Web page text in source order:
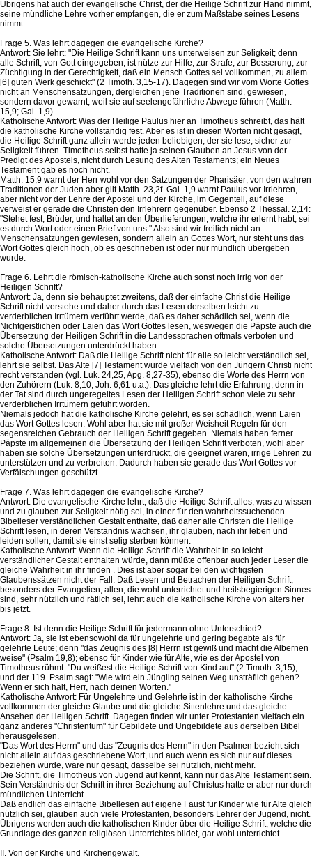
Übrigens hat auch der evangelische Christ, der die Heilige Schrift zur Hand nimmt,
seine mündliche Lehre vorher empfangen, die er zum Maßstabe seines Lesens
nimmt.
Frage 5. Was lehrt dagegen die evangelische Kirche?
Antwort: Sie lehrt: "Die Heilige Schrift kann uns unterweisen zur Seligkeit; denn
alle Schrift, von Gott eingegeben, ist nütze zur Hilfe, zur Strafe, zur Besserung, zur
Züchtigung in der Gerechtigkeit, daß ein Mensch Gottes sei vollkommen, zu allem
[6] guten Werk geschickt" (2 Timoth. 3,15-17). Dagegen sind wir vom Worte Gottes
nicht an Menschensatzungen, dergleichen jene Traditionen sind, gewiesen,
sondern davor gewarnt, weil sie auf seelengefährliche Abwege führen (Matth.
15,9; Gal. 1,9).
Katholische Antwort: Was der Heilige Paulus hier an Timotheus schreibt, das hält
die katholische Kirche vollständig fest. Aber es ist in diesen Worten nicht gesagt,
die Heilige Schrift ganz allein werde jeden beliebigen, der sie lese, sicher zur
Seligkeit führen. Timotheus selbst hatte ja seinen Glauben an Jesus von der
Predigt des Apostels, nicht durch Lesung des Alten Testaments; ein Neues
Testament gab es noch nicht.
Matth. 15,9 warnt der Herr wohl vor den Satzungen der Pharisäer; von den wahren
Traditionen der Juden aber gilt Matth. 23,2f. Gal. 1,9 warnt Paulus vor Irrlehren,
aber nicht vor der Lehre der Apostel und der Kirche, im Gegenteil, auf diese
verweist er gerade die Christen den Irrlehrern gegenüber. Ebenso 2 Thessal. 2,14:
"Stehet fest, Brüder, und haltet an den Überlieferungen, welche ihr erlernt habt, sei
es durch Wort oder einen Brief von uns." Also sind wir freilich nicht an
Menschensatzungen gewiesen, sondern allein an Gottes Wort, nur steht uns das
Wort Gottes gleich hoch, ob es geschrieben ist oder nur mündlich übergeben
wurde.
Frage 6. Lehrt die römisch-katholische Kirche auch sonst noch irrig von der
Heiligen Schrift?
Antwort: Ja, denn sie behauptet zweitens, daß der einfache Christ die Heilige
Schrift nicht verstehe und daher durch das Lesen derselben leicht zu
verderblichen Irrtümern verführt werde, daß es daher schädlich sei, wenn die
Nichtgeistlichen oder Laien das Wort Gottes lesen, weswegen die Päpste auch die
Übersetzung der Heiligen Schrift in die Landessprachen oftmals verboten und
solche Übersetzungen unterdrückt haben.
Katholische Antwort: Daß die Heilige Schrift nicht für alle so leicht verständlich sei,
lehrt sie selbst. Das Alte [7] Testament wurde vielfach von den Jüngern Christi nicht
recht verstanden (vgl. Luk. 24,25, Apg. 8,27-35), ebenso die Worte des Herrn von
den Zuhörern (Luk. 8,10; Joh. 6,61 u.a.). Das gleiche lehrt die Erfahrung, denn in
der Tat sind durch ungeregeltes Lesen der Heiligen Schrift schon viele zu sehr
verderblichen Irrtümern geführt worden.
Niemals jedoch hat die katholische Kirche gelehrt, es sei schädlich, wenn Laien
das Wort Gottes lesen. Wohl aber hat sie mit großer Weisheit Regeln für den
segensreichen Gebrauch der Heiligen Schrift gegeben. Niemals haben ferner
Päpste im allgemeinen die Übersetzung der Heiligen Schrift verboten, wohl aber
haben sie solche Übersetzungen unterdrückt, die geeignet waren, irrige Lehren zu
unterstützen und zu verbreiten. Dadurch haben sie gerade das Wort Gottes vor
Verfälschungen geschützt.
Frage 7. Was lehrt dagegen die evangelische Kirche?
Antwort: Die evangelische Kirche lehrt, daß die Heilige Schrift alles, was zu wissen
und zu glauben zur Seligkeit nötig sei, in einer für den wahrheitssuchenden
Bibelleser verständlichen Gestalt enthalte, daß daher alle Christen die Heilige
Schrift lesen, in deren Verständnis wachsen, ihr glauben, nach ihr leben und
leiden sollen, damit sie einst selig sterben können.
Katholische Antwort: Wenn die Heilige Schrift die Wahrheit in so leicht
verständlicher Gestalt enthalten würde, dann müßte offenbar auch jeder Leser die
gleiche Wahrheit in ihr finden . Dies ist aber sogar bei den wichtigsten
Glaubenssätzen nicht der Fall. Daß Lesen und Betrachen der Heiligen Schrift,
besonders der Evangelien, allen, die wohl unterrichtet und heilsbegierigen Sinnes
sind, sehr nützlich und rätlich sei, lehrt auch die katholische Kirche von alters her
bis jetzt.
Frage 8. Ist denn die Heilige Schrift für jedermann ohne Unterschied?
Antwort: Ja, sie ist ebensowohl da für ungelehrte und gering begabte als für
gelehrte Leute; denn "das Zeugnis des [8] Herrn ist gewiß und macht die Albernen
weise" (Psalm 19,8); ebenso für Kinder wie für Alte, wie es der Apostel von
Timotheus rühmt: "Du weißest die Heilige Schrift von Kind auf" (2 Timoth. 3,15);
und der 119. Psalm sagt: "Wie wird ein Jüngling seinen Weg unsträflich gehen?
Wenn er sich hält, Herr, nach deinen Worten."
Katholische Antwort: Für Ungelehrte und Gelehrte ist in der katholische Kirche
vollkommen der gleiche Glaube und die gleiche Sittenlehre und das gleiche
Ansehen der Heiligen Schrift. Dagegen finden wir unter Protestanten vielfach ein
ganz anderes "Christentum" für Gebildete und Ungebildete aus derselben Bibel
herausgelesen.
"Das Wort des Herrn" und das "Zeugnis des Herrn" in den Psalmen bezieht sich
nicht allein auf das geschriebene Wort, und auch wenn es sich nur auf dieses
beziehen würde, wäre nur gesagt, dasselbe sei nützlich, nicht mehr.
Die Schrift, die Timotheus von Jugend auf kennt, kann nur das Alte Testament sein.
Sein Verständnis der Schrift in ihrer Beziehung auf Christus hatte er aber nur durch
mündlichen Unterricht.
Daß endlich das einfache Bibellesen auf eigene Faust für Kinder wie für Alte gleich
nützlich sei, glauben auch viele Protestanten, besonders Lehrer der Jugend, nicht.
Übrigens werden auch die katholischen Kinder über die Heilige Schrift, welche die
Grundlage des ganzen religiösen Unterrichtes bildet, gar wohl unterrichtet.
II. Von der Kirche und Kirchengewalt.